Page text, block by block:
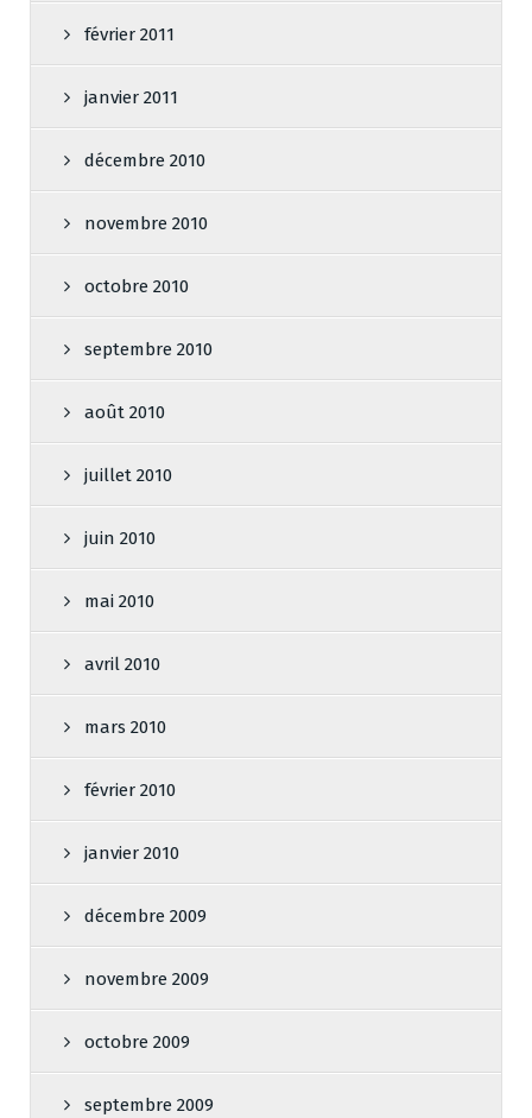
février 2011
janvier 2011
décembre 2010
novembre 2010
octobre 2010
septembre 2010
août 2010
juillet 2010
juin 2010
mai 2010
avril 2010
mars 2010
février 2010
janvier 2010
décembre 2009
novembre 2009
octobre 2009
septembre 2009